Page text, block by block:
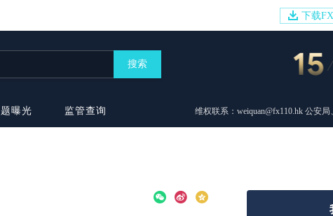
下载
搜索
曝光 监管查询 维权联系：weiquan@fx110.hk 公安